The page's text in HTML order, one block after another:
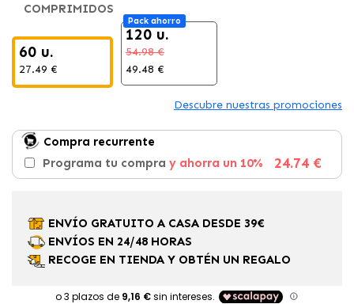
de nutrientes y favorece la salud digestiva
COMPRIMIDOS
60 u.
27.49 €
Pack ahorro
120 u.
54.98 €
49.48 €
Descubre nuestras promociones
Compra recurrente
Programa tu compra y ahorra un 10% 24.74 €
ENVÍO GRATUITO A CASA DESDE 39€
ENVÍOS EN 24/48 HORAS
RECOGE EN TIENDA Y OBTÉN UN REGALO